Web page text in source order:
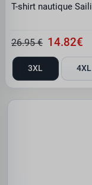
T-shirt nautique
26.95 € 14.82€
3XL 4XL